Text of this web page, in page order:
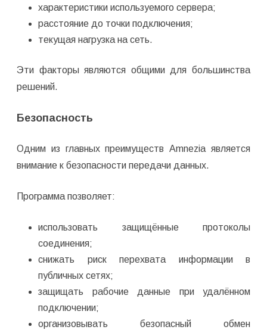
характеристики используемого сервера;
расстояние до точки подключения;
текущая нагрузка на сеть.
Эти факторы являются общими для большинства
решений.
Безопасность
Одним из главных преимуществ Amnezia является
внимание к безопасности передачи данных.
Программа позволяет:
использовать защищённые протоколы
соединения;
снижать риск перехвата информации в
публичных сетях;
защищать рабочие данные при удалённом
подключении;
организовывать безопасный обмен